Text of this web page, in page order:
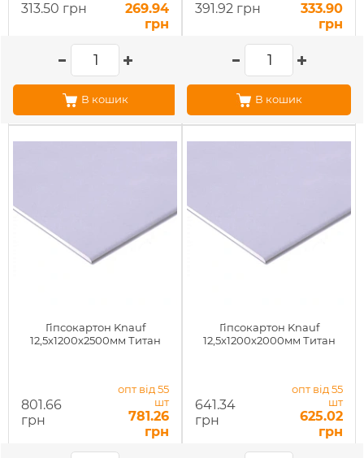
313.50 грн
269.94
грн
В кошик
391.92 грн
333.90
грн
В кошик
Гіпсокартон Knauf
12,5х1200х2500мм Титан
801.66
грн
опт від 55
шт
781.26
грн
Гіпсокартон Knauf
12,5х1200х2000мм Титан
641.34
грн
опт від 55
шт
625.02
грн